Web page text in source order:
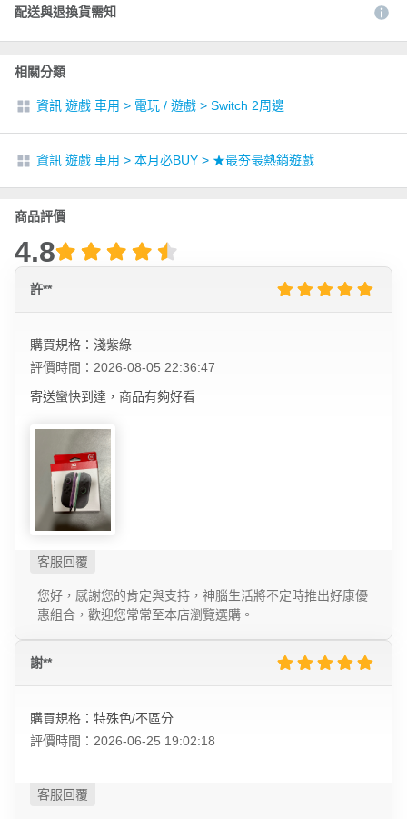
配送與退換貨需知
相關分類
資訊 遊戲 車用 > 電玩 / 遊戲 > Switch 2周邊
資訊 遊戲 車用 > 本月必BUY > ★最夯最熱銷遊戲
商品評價
4.8
許**
購買規格：淺紫綠
評價時間：2026-08-05 22:36:47
寄送蠻快到達，商品有夠好看
您好，感謝您的肯定與支持，神腦生活將不定時推出好康優
惠組合，歡迎您常常至本店瀏覽選購。
謝**
購買規格：特殊色/不區分
評價時間：2026-06-25 19:02:18